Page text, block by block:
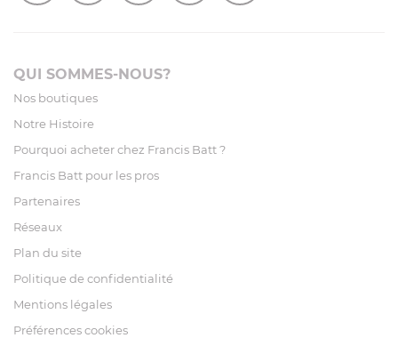
QUI SOMMES-NOUS?
Nos boutiques
Notre Histoire
Pourquoi acheter chez Francis Batt ?
Francis Batt pour les pros
Partenaires
Réseaux
Plan du site
Politique de confidentialité
Mentions légales
Préférences cookies